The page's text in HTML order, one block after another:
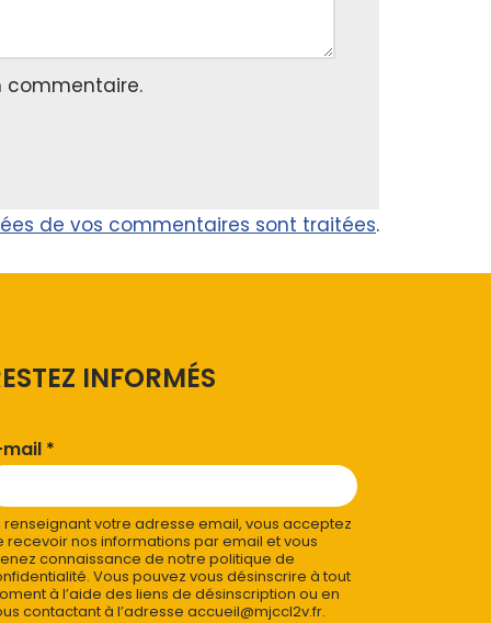
commentaire.
de vos commentaires sont traitées.
INFORMÉS
mail *
renseignant votre adresse email, vous acceptez
recevoir nos informations par email et vous
connaissance de notre politique de
Vous pouvez vous désinscrire à tout
à l’aide des liens de désinscription ou en
contactant à l’adresse accueil@mjccl2v.fr.